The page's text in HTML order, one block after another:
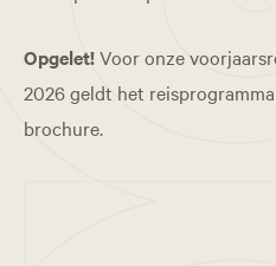
Opgelet!Voor onze
2026 geldt het
brochure.